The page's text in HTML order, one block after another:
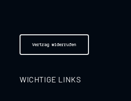
Vertrag widerrufen
WICHTIGE LINKS